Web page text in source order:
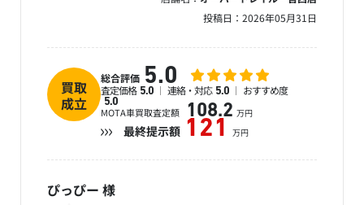
投稿日： 2026年05月31日
買取
成立
総合評価 5.0
査定価格 5.0 連絡・対応 5.0 おすすめ度
5.0
MOTA車買取査定額 108.2 万円
最終提示額 121 万円
ぴっぴー 様